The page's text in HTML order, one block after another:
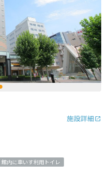
施設詳細
館内に車いす利用トイレ